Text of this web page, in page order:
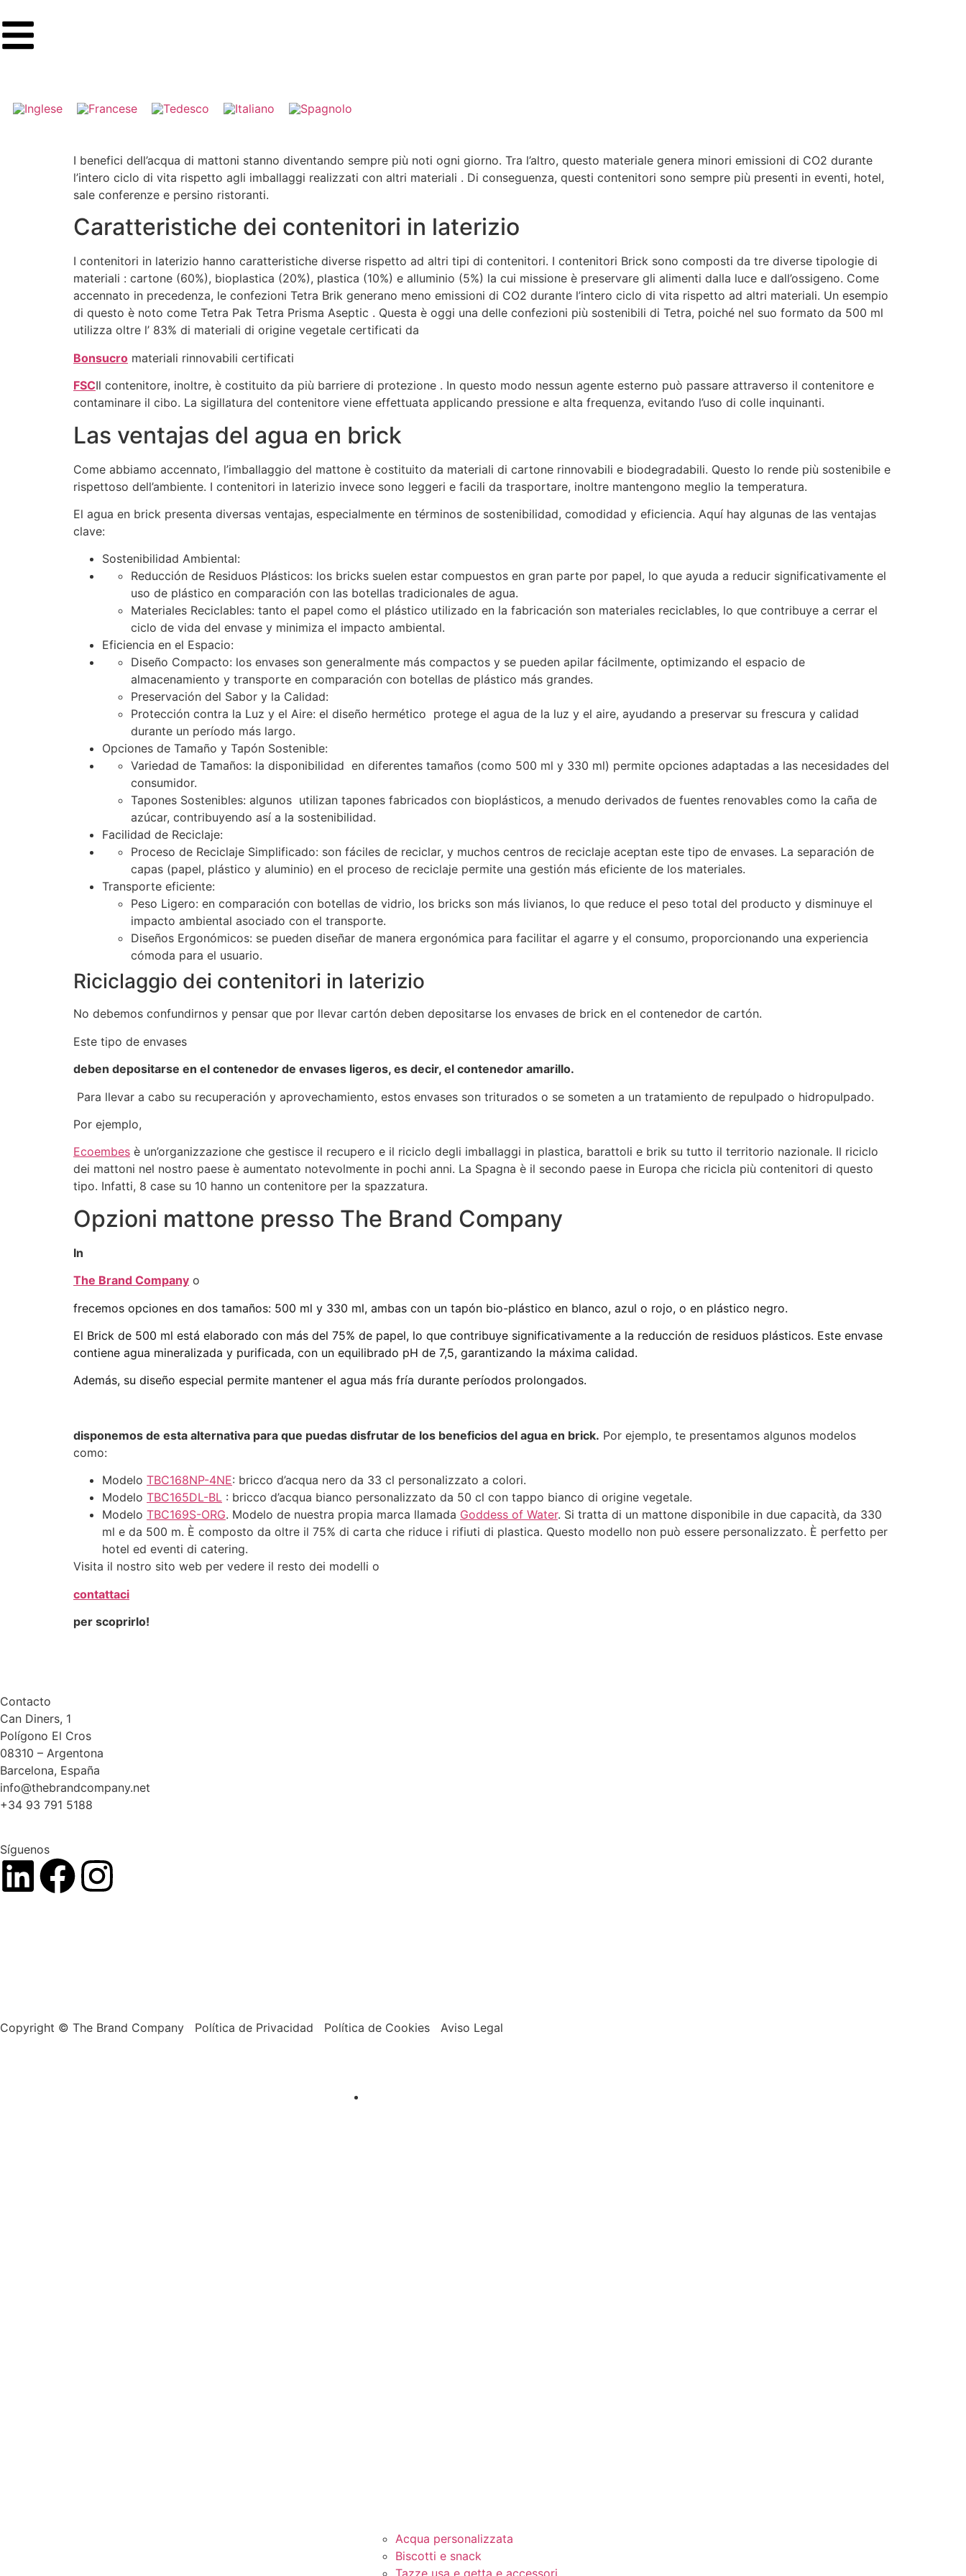
I benefici dell’acqua di mattoni stanno diventando sempre più noti ogni giorno. Tra l’altro, questo materiale genera minori emissioni di CO2 durante
l’intero ciclo di vita rispetto agli imballaggi realizzati con altri materiali . Di conseguenza, questi contenitori sono sempre più presenti in eventi, hotel,
sale conferenze e persino ristoranti.
Caratteristiche dei contenitori in laterizio
I contenitori in laterizio hanno caratteristiche diverse rispetto ad altri tipi di contenitori. I contenitori Brick sono composti da tre diverse tipologie di
materiali : cartone (60%), bioplastica (20%), plastica (10%) e alluminio (5%) la cui missione è preservare gli alimenti dalla luce e dall’ossigeno. Come
accennato in precedenza, le confezioni Tetra Brik generano meno emissioni di CO2 durante l’intero ciclo di vita rispetto ad altri materiali. Un esempio
di questo è noto come Tetra Pak Tetra Prisma Aseptic . Questa è oggi una delle confezioni più sostenibili di Tetra, poiché nel suo formato da 500 ml
utilizza oltre l’ 83% di materiali di origine vegetale certificati da
Bonsucro materiali rinnovabili certificati
FSCIl contenitore, inoltre, è costituito da più barriere di protezione . In questo modo nessun agente esterno può passare attraverso il contenitore e
contaminare il cibo. La sigillatura del contenitore viene effettuata applicando pressione e alta frequenza, evitando l’uso di colle inquinanti.
Las ventajas del agua en brick
Come abbiamo accennato, l’imballaggio del mattone è costituito da materiali di cartone rinnovabili e biodegradabili. Questo lo rende più sostenibile e
rispettoso dell’ambiente. I contenitori in laterizio invece sono leggeri e facili da trasportare, inoltre mantengono meglio la temperatura.
El agua en brick presenta diversas ventajas, especialmente en términos de sostenibilidad, comodidad y eficiencia. Aquí hay algunas de las ventajas
clave:
Sostenibilidad Ambiental:
Reducción de Residuos Plásticos: los bricks suelen estar compuestos en gran parte por papel, lo que ayuda a reducir significativamente el
uso de plástico en comparación con las botellas tradicionales de agua.
Materiales Reciclables: tanto el papel como el plástico utilizado en la fabricación son materiales reciclables, lo que contribuye a cerrar el
ciclo de vida del envase y minimiza el impacto ambiental.
Eficiencia en el Espacio:
Diseño Compacto: los envases son generalmente más compactos y se pueden apilar fácilmente, optimizando el espacio de
almacenamiento y transporte en comparación con botellas de plástico más grandes.
Preservación del Sabor y la Calidad:
Protección contra la Luz y el Aire: el diseño hermético protege el agua de la luz y el aire, ayudando a preservar su frescura y calidad
durante un período más largo.
Opciones de Tamaño y Tapón Sostenible:
Variedad de Tamaños: la disponibilidad en diferentes tamaños (como 500 ml y 330 ml) permite opciones adaptadas a las necesidades del
consumidor.
Tapones Sostenibles: algunos utilizan tapones fabricados con bioplásticos, a menudo derivados de fuentes renovables como la caña de
azúcar, contribuyendo así a la sostenibilidad.
Facilidad de Reciclaje:
Proceso de Reciclaje Simplificado: son fáciles de reciclar, y muchos centros de reciclaje aceptan este tipo de envases. La separación de
capas (papel, plástico y aluminio) en el proceso de reciclaje permite una gestión más eficiente de los materiales.
Transporte eficiente:
Peso Ligero: en comparación con botellas de vidrio, los bricks son más livianos, lo que reduce el peso total del producto y disminuye el
impacto ambiental asociado con el transporte.
Diseños Ergonómicos: se pueden diseñar de manera ergonómica para facilitar el agarre y el consumo, proporcionando una experiencia
cómoda para el usuario.
Riciclaggio dei contenitori in laterizio
No debemos confundirnos y pensar que por llevar cartón deben depositarse los envases de brick en el contenedor de cartón.
Este tipo de envases
deben depositarse en el contenedor de envases ligeros, es decir, el contenedor amarillo.
Para llevar a cabo su recuperación y aprovechamiento, estos envases son triturados o se someten a un tratamiento de repulpado o hidropulpado.
Por ejemplo,
Ecoembes è un’organizzazione che gestisce il recupero e il riciclo degli imballaggi in plastica, barattoli e brik su tutto il territorio nazionale. Il riciclo
dei mattoni nel nostro paese è aumentato notevolmente in pochi anni. La Spagna è il secondo paese in Europa che ricicla più contenitori di questo
tipo. Infatti, 8 case su 10 hanno un contenitore per la spazzatura.
Opzioni mattone presso The Brand Company
In
The Brand Company o
frecemos opciones en dos tamaños: 500 ml y 330 ml, ambas con un tapón bio-plástico en blanco, azul o rojo, o en plástico negro.
El Brick de 500 ml está elaborado con más del 75% de papel, lo que contribuye significativamente a la reducción de residuos plásticos. Este envase
contiene agua mineralizada y purificada, con un equilibrado pH de 7,5, garantizando la máxima calidad.
Además, su diseño especial permite mantener el agua más fría durante períodos prolongados.
disponemos de esta alternativa para que puedas disfrutar de los beneficios del agua en brick. Por ejemplo, te presentamos algunos modelos
como:
Modelo TBC168NP-4NE: bricco d’acqua nero da 33 cl personalizzato a colori.
Modelo TBC165DL-BL : bricco d’acqua bianco personalizzato da 50 cl con tappo bianco di origine vegetale.
Modelo TBC169S-ORG. Modelo de nuestra propia marca llamada Goddess of Water. Si tratta di un mattone disponibile in due capacità, da 330
ml e da 500 m. È composto da oltre il 75% di carta che riduce i rifiuti di plastica. Questo modello non può essere personalizzato. È perfetto per
hotel ed eventi di catering.
Visita il nostro sito web per vedere il resto dei modelli o
contattaci
per scoprirlo!
Contacto
Can Diners, 1
Polígono El Cros
08310 – Argentona
Barcelona, España
info@thebrandcompany.net
+34 93 791 5188
Síguenos
Copyright © The Brand Company Política de Privacidad Política de Cookies Aviso Legal
Acqua personalizzata
Biscotti e snack
Tazze usa e getta e accessori